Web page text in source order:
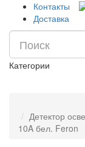
Контакты
Доставка
Категории
Детектор
10A бел. Feron